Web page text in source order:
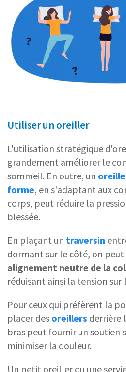
Utiliser un oreiller
L'utilisation stratégique
grandement améliorer le
sommeil. En outre, un
forme, en s'adaptant aux
corps, peut réduire la
blessée.
En plaçant un traversin
dormant sur le côté, on
alignement neutre de la
réduisant ainsi la tension sur
Pour ceux qui préfèrent la
placer des oreillers derrière
bras peut fournir un soutien
minimiser la douleur.
Un petit oreiller ou une